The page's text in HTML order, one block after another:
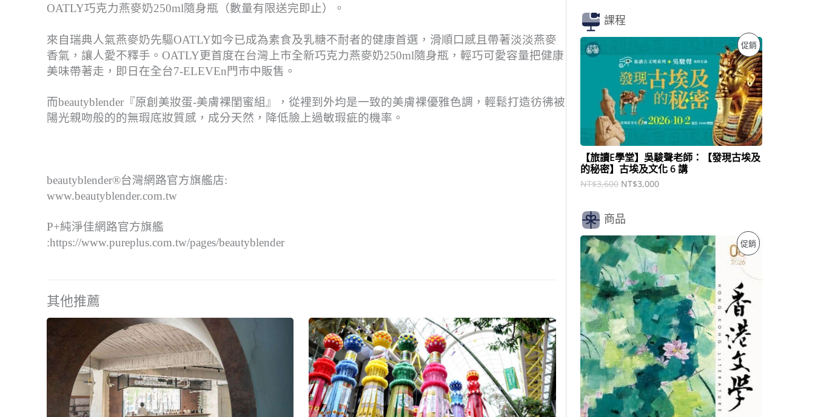
OATLY巧克力燕麥奶250ml隨身瓶（數量有限送完即止）。
來自瑞典人氣燕麥奶先驅OATLY如今已成為素食及乳糖不耐者的健康首選，滑順口感且帶著淡淡燕麥
香氣，讓人愛不釋手。OATLY更首度在台灣上市全新巧克力燕麥奶250ml隨身瓶，輕巧可愛容量把健康
美味帶著走，即日在全台7-ELEVEn門市中販售。
而beautyblender『原創美妝蛋-美膚裸閨蜜組』，從裡到外均是一致的美膚裸優雅色調，輕鬆打造彷彿被
陽光親吻般的的無瑕底妝質感，成分天然，降低臉上過敏瑕疵的機率。
beautyblender®台灣網路官方旗艦店:
www.beautyblender.com.tw
P+純淨佳網路官方旗艦
:https://www.pureplus.com.tw/pages/beautyblender
其他推薦
課程
促銷 特
價
商
品
【旅讀E學堂】吳駿聲老師：【發現古埃及
的秘密】古埃及文化 6 講
NT$3,600
價
格
：
N
T
$
3
,
6
0
0
。
NT$3,000
價
格
：
N
T
$
3
0
0
0
。
商品
促銷特
原
始
價
格
：
N
T
$
8
0
。
前
價
格
：
N
T
1
3
5
。